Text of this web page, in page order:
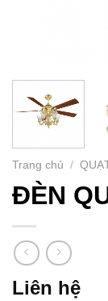
Trang chủ /
ĐÈN
Liên hệ